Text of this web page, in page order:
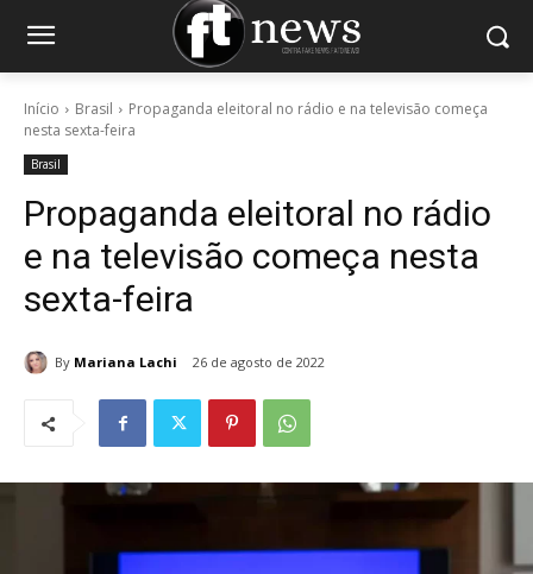
Início Brasil
Propaganda eleitoral no rádio e na televisão começa
nesta sexta-feira
Brasil
Propaganda eleitoral no rádio
e na televisão começa nesta
sexta-feira
By Mariana Lachi 26 de agosto de 2022